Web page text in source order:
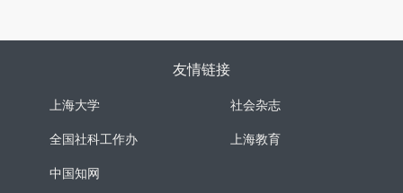
友情链接
上海大学 社会杂志
全国社科工作办 上海教育
中国知网